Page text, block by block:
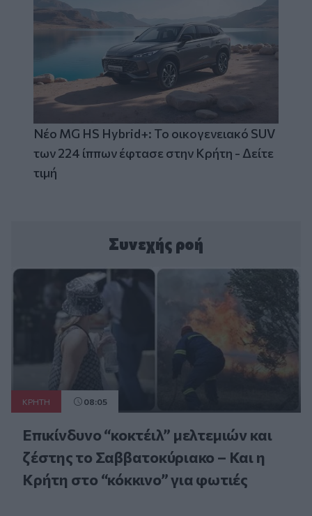
Νέο MG HS Hybrid+: Το οικογενειακό SUV
των 224 ίππων έφτασε στην Κρήτη - Δείτε
τιμή
Συνεχής ροή
ΚΡΗΤΗ 08:05
Επικίνδυνο “κοκτέιλ” μελτεμιών και
ζέστης το Σαββατοκύριακο – Και η
Κρήτη στο “κόκκινο” για φωτιές